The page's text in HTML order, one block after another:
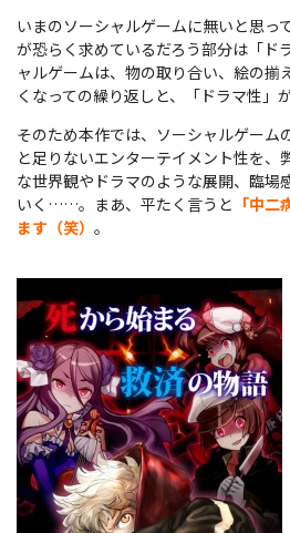
いまのソーシャルゲームに無いと思っ
が恐らく求めているだろう部分は「ド
ャルゲームは、物の取り合い、絵の揃
くなっての繰り返しと、「ドラマ性」
そのため本作では、ソーシャルゲーム
と足りないエンターテイメント性を、
な世界観やドラマのような展開、臨場
いく……。まあ、平たく言うと 「中
ます（笑） 。